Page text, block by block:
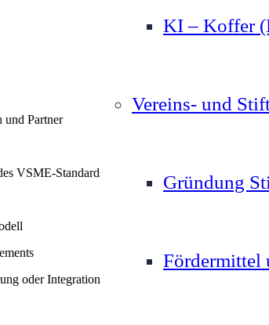
KI – Koffer
Vereins- und
Gründung
Fördermittel
und Partner
VSME-Standards
oder Integration — kontaktieren Sie uns gerne.